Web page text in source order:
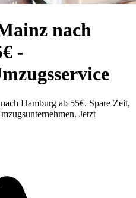
nach
-
Hamburg ab 55€. Spare Zeit,
Jetzt